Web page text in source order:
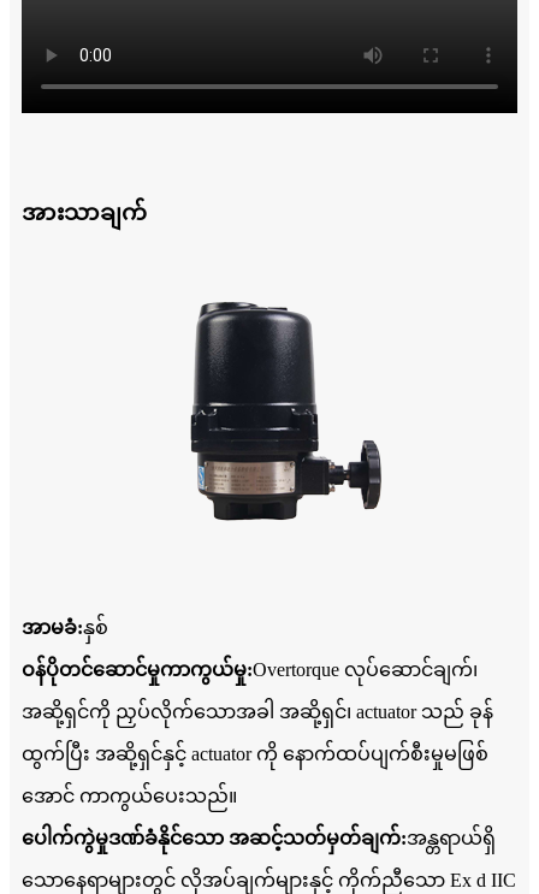
အားသာချက်
အာမခံ:နှစ်
ဝန်ပိုတင်ဆောင်မှုကာကွယ်မှု:Overtorque လုပ်ဆောင်ချက်၊
အဆို့ရှင်ကို ညှပ်လိုက်သောအခါ အဆို့ရှင်၊ actuator သည် ခုန်
ထွက်ပြီး အဆို့ရှင်နှင့် actuator ကို နောက်ထပ်ပျက်စီးမှုမဖြစ်
အောင် ကာကွယ်ပေးသည်။
ပေါက်ကွဲမှုဒဏ်ခံနိုင်သော အဆင့်သတ်မှတ်ချက်:အန္တရာယ်ရှိ
သောနေရာများတွင် လိုအပ်ချက်များနှင့် ကိုက်ညီသော Ex d IIC